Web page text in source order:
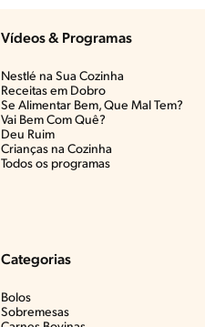
Vídeos & Programas​
Nestlé na Sua Cozinha
Receitas em Dobro
Se Alimentar Bem, Que Mal Tem?​
Vai Bem Com Quê?​
Deu Ruim​
Crianças na Cozinha​
Todos os programas
Categorias
Bolos
Sobremesas